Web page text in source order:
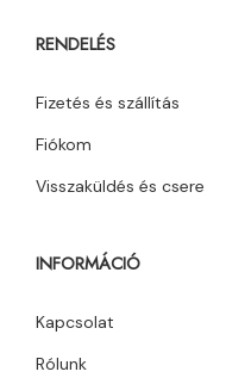
RENDELÉS
Fizetés és szállítás
Fiókom
Visszaküldés és csere
INFORMÁCIÓ
Kapcsolat
Rólunk